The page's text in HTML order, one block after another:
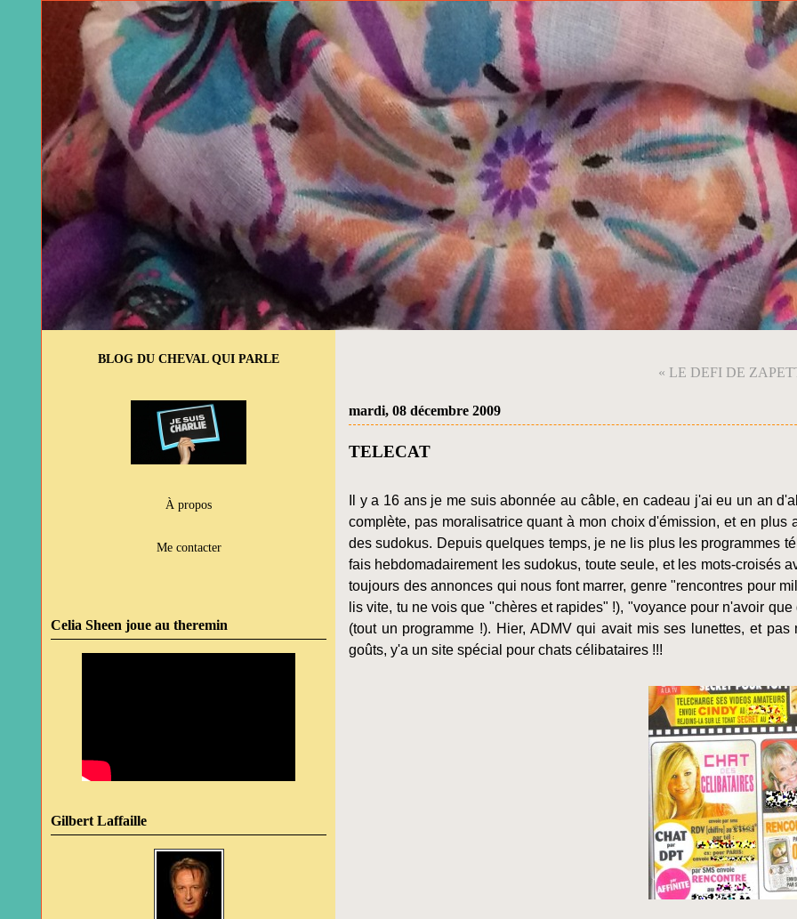
BLOG DU CHEVAL QUI PARLE
À propos
Me contacter
Celia Sheen joue au theremin
Gilbert Laffaille
« LE DEFI DE
mardi, 08 décembre 2009
TELECAT
Il y a 16 ans je me suis abonnée au câble, en cadeau j'ai eu un an
complète, pas moralisatrice quant à mon choix d'émission, et en
des sudokus. Depuis quelques temps, je ne lis plus les programmes
fais hebdomadairement les sudokus, toute seule, et les mots-croisés
toujours des annonces qui nous font marrer, genre "rencontres pour
lis vite, tu ne vois que "chères et rapides" !), "voyance pour n'avoir
(tout un programme !). Hier, ADMV qui avait mis ses lunettes, et
goûts, y'a un site spécial pour chats célibataires !!!